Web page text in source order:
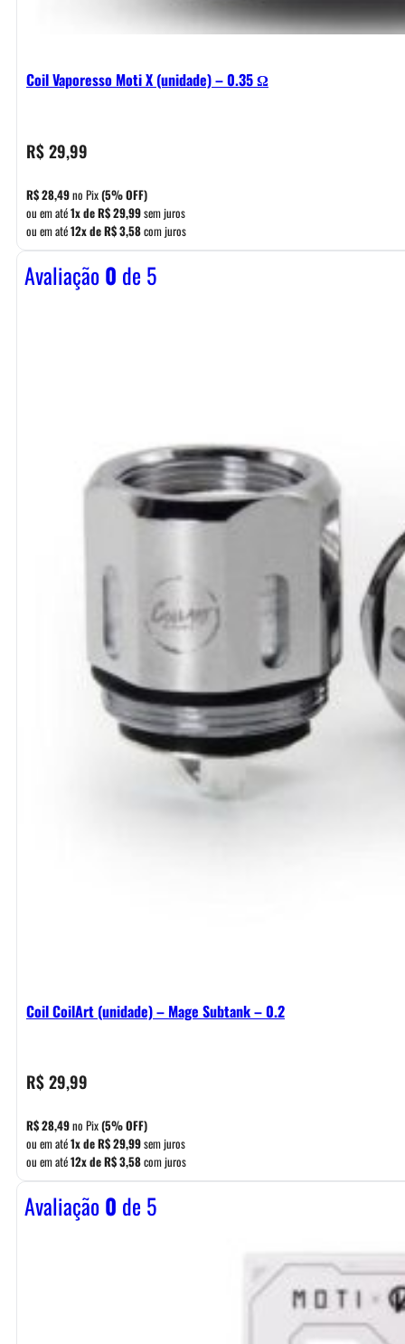
Coil Vaporesso Moti X (unidade) – 0.35 Ω
R$29,99
R$28,49no Pix(5% OFF)
ou em até1x deR$29,99sem juros
ou em até12x deR$3,58com juros
Avaliação0 de 5
Coil CoilArt (unidade) – Mage Subtank – 0.2
R$29,99
R$28,49no Pix(5% OFF)
ou em até1x deR$29,99sem juros
ou em até12x deR$3,58com juros
Avaliação0 de 5